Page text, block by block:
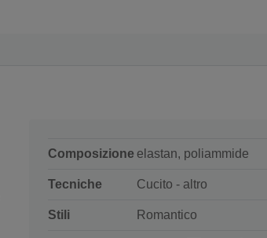
Composizione elastan, poliammide
Tecniche Cucito - altro
Stili Romantico